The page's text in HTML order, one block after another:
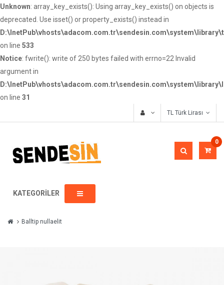
Unknown: array_key_exists(): Using array_key_exists() on objects is
deprecated. Use isset() or property_exists() instead in
on line 533
Notice: fwrite(): write of 250 bytes failed with errno=22 Invalid
argument in
on line 31
0
KATEGORILER
Balltip nullaelit